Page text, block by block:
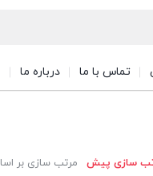
تماس با ما درباره ما
سازی پیش
مرتب سازی بر